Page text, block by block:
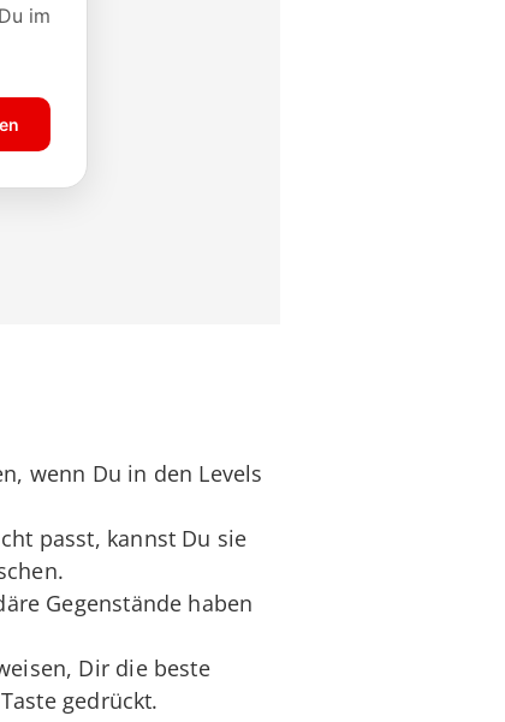
wenn Du in den Levels
passt, kannst Du sie
Gegenstände haben
Dir die beste
gedrückt.